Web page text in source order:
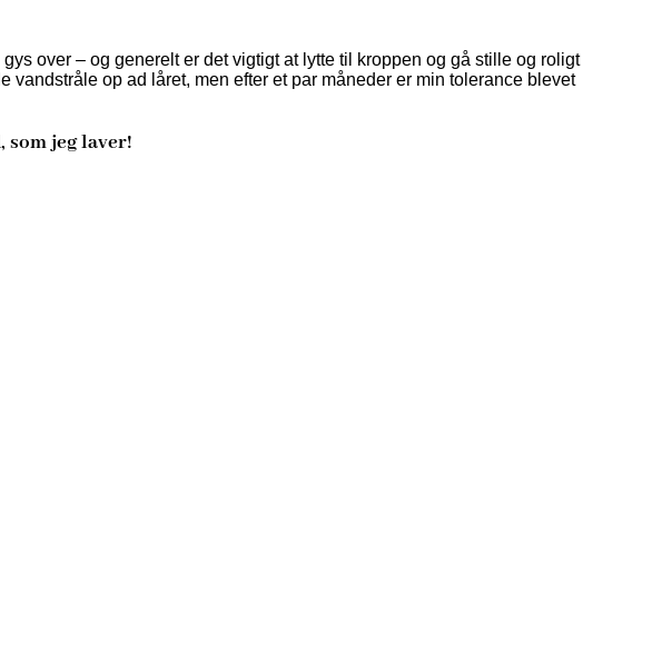
over – og generelt er det vigtigt at lytte til kroppen og gå stille og roligt
op ad låret, men efter et par måneder er min tolerance blevet
som jeg laver!